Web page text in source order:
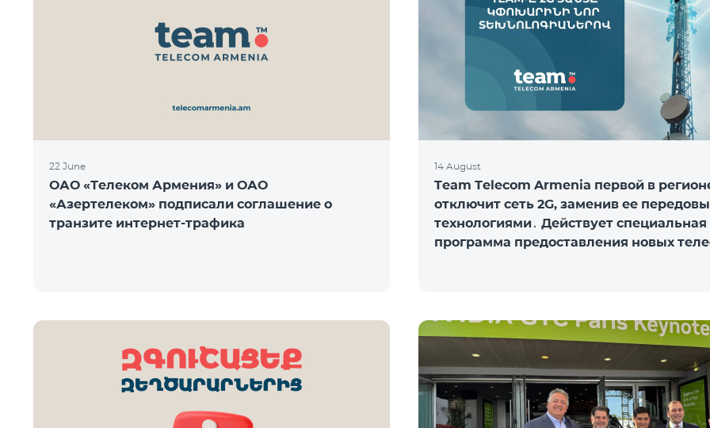
22 June
ОАО «Телеком Армения» и ОАО
«Азертелеком» подписали соглашение о
транзите интернет-трафика
14 August
Team Telecom Armenia первой в
отключит сеть 2G, заменив ее
технологиями․ Действует специальная
программа предоставления новых